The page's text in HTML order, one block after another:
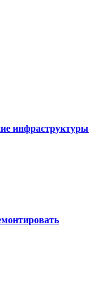
инфраструктуры